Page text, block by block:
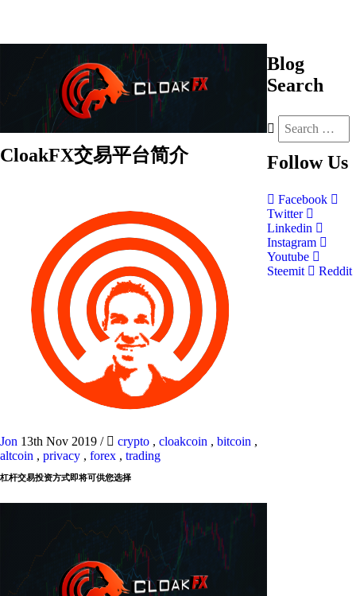
CloakFX交易平台简介
Jon 13th Nov 2019 / crypto , cloakcoin , bitcoin ,
altcoin , privacy , forex , trading
杠杆交易投资方式即将可供您选择
Blog
Search
Follow Us
Facebook
Twitter
Linkedin
Instagram
Youtube
Steemit
Reddit